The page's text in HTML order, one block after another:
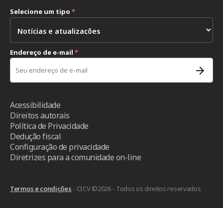
Selecione um tipo *
Endereço de e-mail *
Acessibilidade
Direitos autorais
Política de Privacidade
Dedução fiscal
Configuração de privacidade
Diretrizes para a comunidade on-line
Termos e condições - CICV ©2026 - Todos os direitos reservados